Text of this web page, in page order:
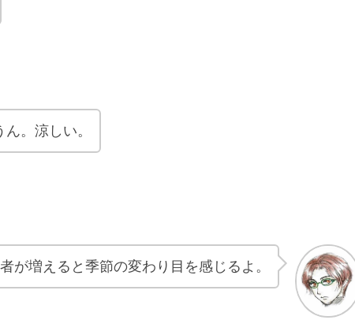
。涼しい。
が増えると季節の変わり目を感じるよ。